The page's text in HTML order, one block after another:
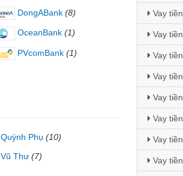
DongABank (8)
OceanBank (1)
PVcomBank (1)
Quỳnh Phụ (10)
Vũ Thư (7)
Vay
Vay
Vay
Vay
Vay
Vay
Vay
Vay